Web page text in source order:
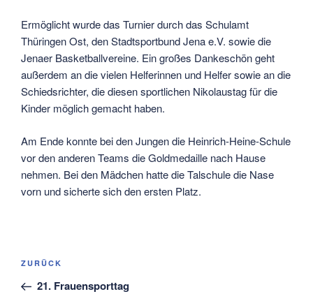
Ermöglicht wurde das Turnier durch das Schulamt
Thüringen Ost, den Stadtsportbund Jena e.V. sowie die
Jenaer Basketballvereine. Ein großes Dankeschön geht
außerdem an die vielen Helferinnen und Helfer sowie an die
Schiedsrichter, die diesen sportlichen Nikolaustag für die
Kinder möglich gemacht haben.
Am Ende konnte bei den Jungen die Heinrich-Heine-Schule
vor den anderen Teams die Goldmedaille nach Hause
nehmen. Bei den Mädchen hatte die Talschule die Nase
vorn und sicherte sich den ersten Platz.
Beitragsnavigation
Vorheriger
Beitrag
ZURÜCK
21. Frauensporttag